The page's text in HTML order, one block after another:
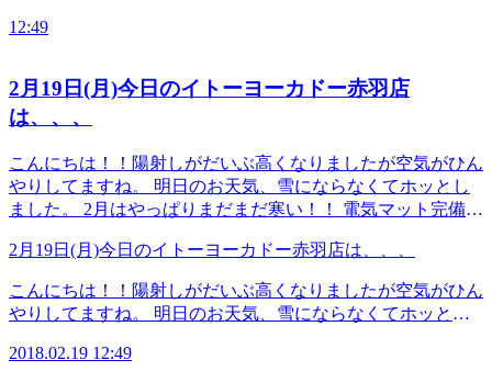
12:49
2月19日(月)今日のイトーヨーカドー赤羽店
は、、、
こんにちは！！陽射しがだいぶ高くなりましたが空気がひん
やりしてますね。 明日のお天気、雪にならなくてホッとし
ました。 2月はやっぱりまだまだ寒い！！ 電気マット完備の
んか？ ●本日のスタッフ はしかわ せきね さわい すぎはし ●
予約可能な時間 13：00～19：00 ≪連絡先&amp;アクセス≫
Re.Ra.Ku イトーヨーカドー赤羽店 JR宇都宮線・京浜東北
線・高崎線・埼京線「赤羽駅」西口を出てから徒歩1分のイ
トーヨーカドーの3Fです！ TEL 03-5948-9557 （店舗）
2月19日(月)今日のイトーヨーカドー赤羽店は、、、
こんにちは！！陽射しがだいぶ高くなりましたが空気がひん
やりしてますね。 明日のお天気、雪にならなくてホッとし
当店で、血流を良くしてお身体をほぐしにいらっしゃいませ
2018.02.19 12:49